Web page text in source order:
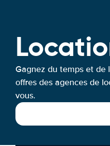
Gagnez du temps et de
offres des agences de
vous.